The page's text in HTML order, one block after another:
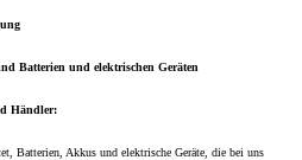
Batterien und elektrischen Geräten
Händler:
Batterien, Akkus und elektrische Geräte, die bei uns